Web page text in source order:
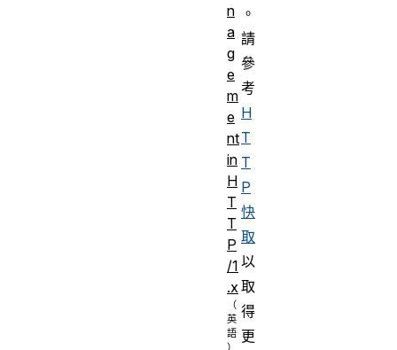
。
請
參
考
H
T
T
P
快
取
以
取
得
更
n
a
g
e
m
e
nt
in
H
T
T
P
/1
.x